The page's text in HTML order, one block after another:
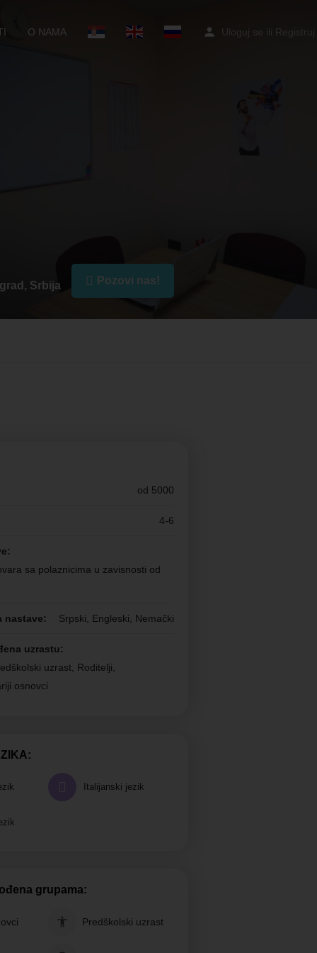
O NAMA Uloguj se ili Registruj
Srbija Pozovi nas!
od 5000
4-6
sa polaznicima u zavisnosti od
nastave: Srpski, Engleski, Nemački
uzrastu:
uzrast, Roditelji,
osnovci
Italijanski jezik
grupama:
Predškolski uzrast